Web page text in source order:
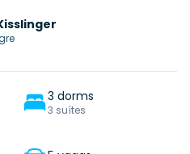
3 dorms
3 suítes